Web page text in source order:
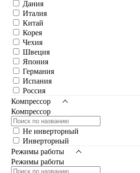
Дания
Италия
Китай
Корея
Чеxия
Швеция
Япония
Германия
Испания
Россия
Компрессор
Компрессор
Не инверторный
Инверторный
Режимы работы
Режимы работы